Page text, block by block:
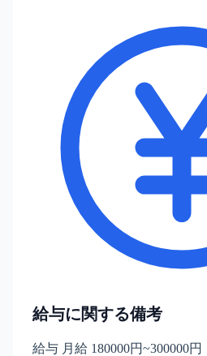
給与に関する備考
給与 月給 180000円~300000